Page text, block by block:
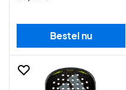
Bestel nu